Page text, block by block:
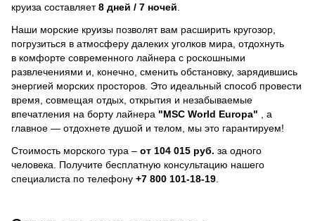
круиза составляет8 дней / 7 ночей
Наши морские круизы позволят вам расширить кругозор,
погрузиться в атмосферу далеких уголков мира, отдохнуть
в комфорте современного лайнера с роскошными
развлечениями и, конечно, сменить обстановку, зарядившись
энергией морских просторов. Это идеальный способ провести
время, совмещая отдых, открытия и незабываемые
впечатления на борту лайнера "MSC World Europa"
, a
главное — отдохнете душой и телом, мы это гарантируем!
Стоимость морского тура – от 104 015 руб. за одного
человека. Получите бесплатную консультацию нашего
специалиста по телефону +7 800 101-18-19